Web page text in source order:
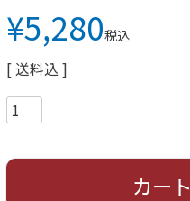
¥5,280税込
送料込
カー